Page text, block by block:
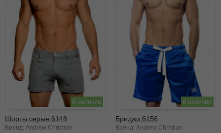
В наличии
Шорты серые 6148
Бренд: Andrew Christian
В наличии
Бриджи 6156
Бренд: Andrew Christian